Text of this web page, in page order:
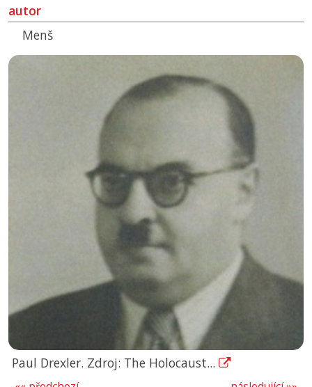
autor
Menš
Paul Drexler. Zdroj: The Holocaust...